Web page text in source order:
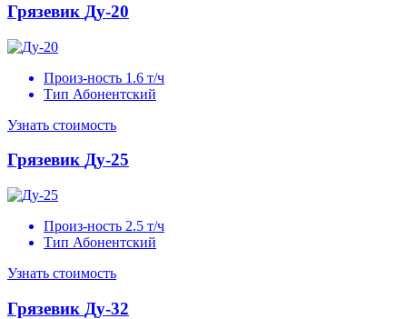
Грязевик Ду-20
Произ-ность 1.6 т/ч
Тип Абонентский
Узнать стоимость
Грязевик Ду-25
Произ-ность 2.5 т/ч
Тип Абонентский
Узнать стоимость
Грязевик Ду-32